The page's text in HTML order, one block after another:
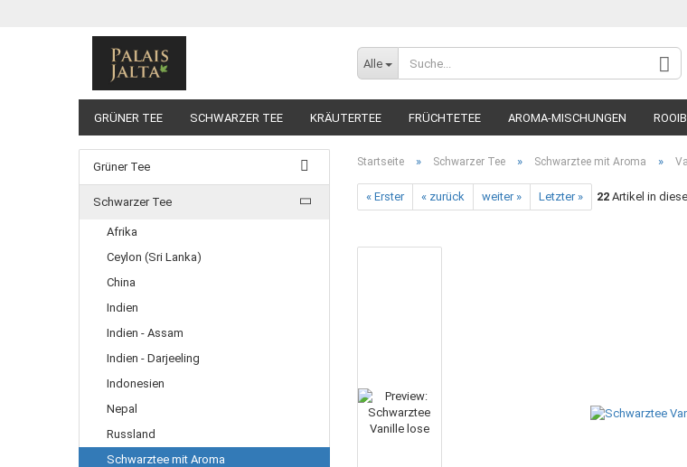
Alle
GRÜNER TEE SCHWARZER TEE KRÄUTERTEE FRÜCHTETEE AROMA-MISCHUNGEN
GELBER TEE
Startseite » Schwarzer Tee » Schwarztee mit Aroma »
« Erster « zurück weiter » Letzter » 22Artikel in
Grüner Tee
Schwarzer Tee
Afrika
Ceylon (Sri Lanka)
China
Indien
Indien - Assam
Indien - Darjeeling
Indonesien
Nepal
Russland
Schwarztee mit Aroma